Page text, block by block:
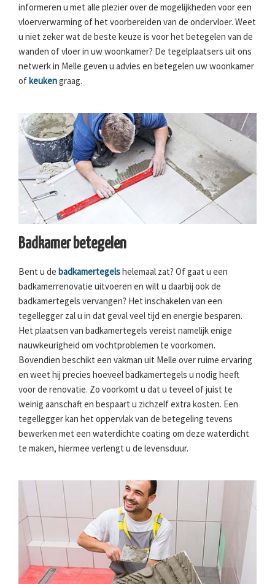
informeren u met alle plezier over de mogelijkheden voor een
vloerverwarming of het voorbereiden van de ondervloer. Weet
u niet zeker wat de beste keuze is voor het betegelen van de
wanden of vloer in uw woonkamer? De tegelplaatsers uit ons
netwerk in Melle geven u advies en betegelen uw woonkamer
of keukengraag.
Badkamer betegelen
Bent u de badkamertegelshelemaal zat? Of gaat u een
badkamerrenovatie uitvoeren en wilt u daarbij ook de
badkamertegels vervangen? Het inschakelen van een
tegellegger zal u in dat geval veel tijd en energie besparen.
Het plaatsen van badkamertegels vereist namelijk enige
nauwkeurigheid om vochtproblemen te voorkomen.
Bovendien beschikt een vakman uit Melle over ruime ervaring
en weet hij precies hoeveel badkamertegels u nodig heeft
voor de renovatie. Zo voorkomt u dat u teveel of juist te
weinig aanschaft en bespaart u zichzelf extra kosten. Een
tegellegger kan het oppervlak van de betegeling tevens
bewerken met een waterdichte coating om deze waterdicht
te maken, hiermee verlengt u de levensduur.